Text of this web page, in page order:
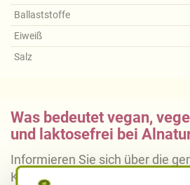
Ballaststoffe
Eiweiß
Salz
Was bedeutet vegan,
und laktosefrei bei
Informieren Sie sich über die
Kennzeichnung von veganen,